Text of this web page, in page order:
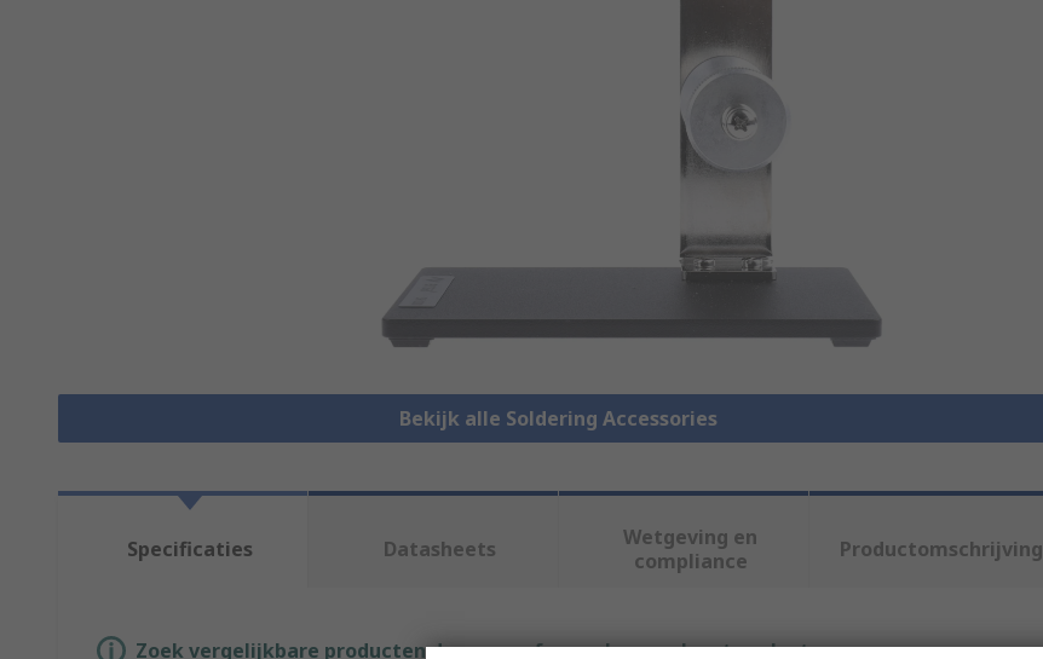
Bekijk alle Soldering Accessories
Specificaties Datasheets
Wetgeving en
compliance
Productomschrijving
Zoek vergelijkbare producten door een of meer kenmerken te selecteren.